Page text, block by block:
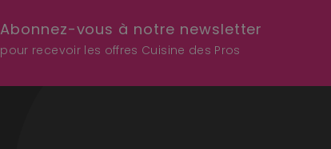
Abonnez-vous à notre newsletter
pour recevoir les offres Cuisine des Pros